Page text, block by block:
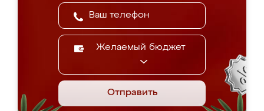
Желаемый бюджет
Отправить